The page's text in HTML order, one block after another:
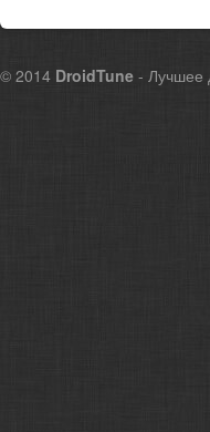
© 2014 DroidTune - Лучшее